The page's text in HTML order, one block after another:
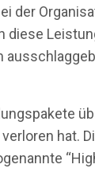
der
diese
hat.